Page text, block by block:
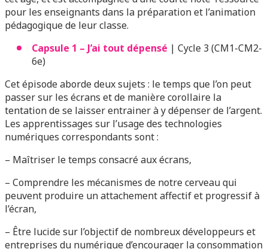
pour les enseignants dans la préparation et l’animation
pédagogique de leur classe.
Capsule 1 – J’ai tout dépensé | Cycle 3 (CM1-CM2-
6e)
Cet épisode aborde deux sujets : le temps que l’on peut
passer sur les écrans et de manière corollaire la
tentation de se laisser entrainer à y dépenser de l’argent.
Les apprentissages sur l’usage des technologies
numériques correspondants sont :
– Maîtriser le temps consacré aux écrans,
– Comprendre les mécanismes de notre cerveau qui
peuvent produire un attachement affectif et progressif à
l’écran,
– Être lucide sur l’objectif de nombreux développeurs et
entreprises du numérique d’encourager la consommation